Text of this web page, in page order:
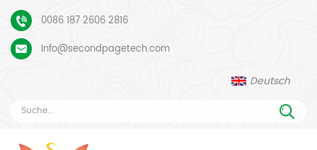
0086 187 2606 2816
Info@secondpagetech.com
Deutsch